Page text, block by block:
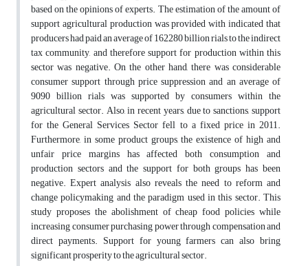
based on the opinions of experts. The estimation of the amount of
support agricultural production was provided with indicated that
producers had paid an average of 162280 billion rials to the indirect
tax community, and therefore support for production within this
sector was negative. On the other hand, there was considerable
consumer support through price suppression and an average of
9090 billion rials was supported by consumers within the
agricultural sector. Also, in recent years, due to sanctions, support
for the General Services Sector fell to a fixed price in 2011.
Furthermore, in some product groups, the existence of high and
unfair price margins has affected both consumption and
production sectors and the support for both groups has been
negative. Expert analysis also reveals the need to reform and
change policymaking and the paradigm used in this sector. This
study proposes the abolishment of cheap food policies while
increasing consumer purchasing power through compensation and
direct payments. Support for young farmers can also bring
significant prosperity to the agricultural sector.